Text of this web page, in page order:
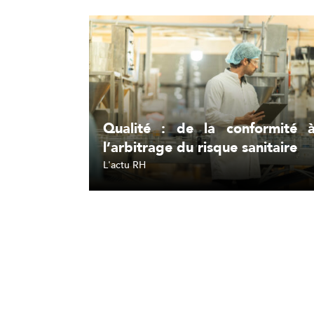
Lire l'article
L'actu RH
Qualité : de la conformité
l’arbitrage du risque sanitaire